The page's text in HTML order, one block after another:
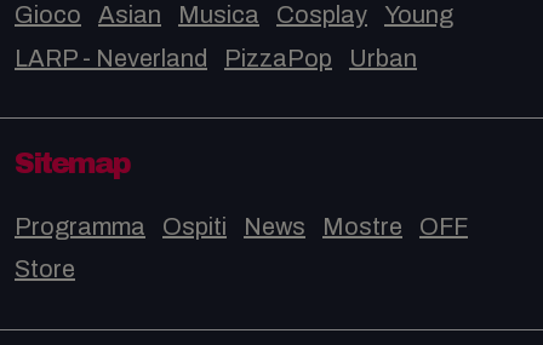
Gioco
Asian Musica Cosplay
Young
LARP - Neverland
PizzaPop Urban
Sitemap
Programma Ospiti News Mostre
OFF
Store